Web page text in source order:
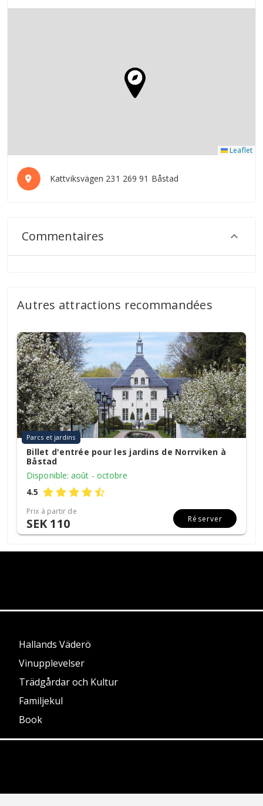
Leaflet
Kattviksvägen 231 269 91 Båstad
Commentaires
Autres attractions recommandées
Parcs et jardins
Billet d'entrée pour les jardins de Norrviken à
Båstad
Disponible: août - octobre
4.5
Prix à partir de
SEK 110 Réserver
Hallands Väderö
Vinupplevelser
Trädgårdar och Kultur
Familjekul
Book